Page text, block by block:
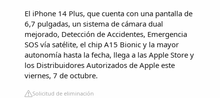
El iPhone 14 Plus, que cuenta con una pantalla de
6,7 pulgadas, un sistema de cámara dual
mejorado, Detección de Accidentes, Emergencia
SOS vía satélite, el chip A15 Bionic y la mayor
autonomía hasta la fecha, llega a las Apple Store y
los Distribuidores Autorizados de Apple este
viernes, 7 de octubre.
Solicitud de eliminación